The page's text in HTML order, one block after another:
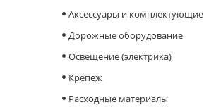
Аксессуары и комплектующие
Дорожные оборудование
Освещение (электрика)
Крепеж
Расходные материалы